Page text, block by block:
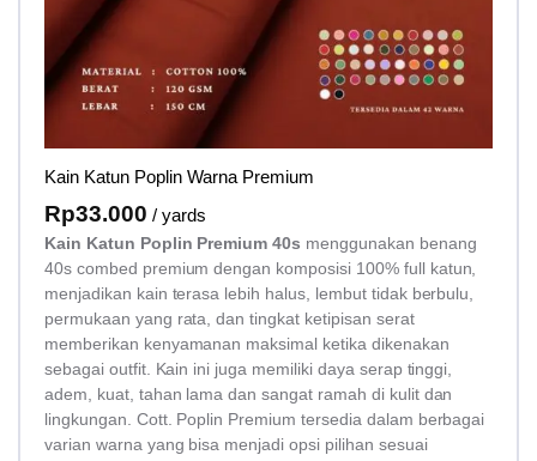
Kain Katun Poplin Warna Premium
Rp33.000 / yards
Kain Katun Poplin Premium 40s menggunakan benang
40s combed premium dengan komposisi 100% full katun,
menjadikan kain terasa lebih halus, lembut tidak berbulu,
permukaan yang rata, dan tingkat ketipisan serat
memberikan kenyamanan maksimal ketika dikenakan
sebagai outfit. Kain ini juga memiliki daya serap tinggi,
adem, kuat, tahan lama dan sangat ramah di kulit dan
lingkungan. Cott. Poplin Premium tersedia dalam berbagai
varian warna yang bisa menjadi opsi pilihan sesuai